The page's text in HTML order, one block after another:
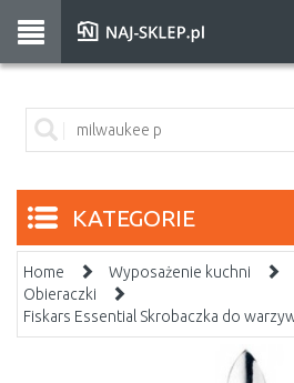
KATEGORIE
Home Wyposażenie kuchni
Obieraczki
Fiskars Essential Skrobaczka do